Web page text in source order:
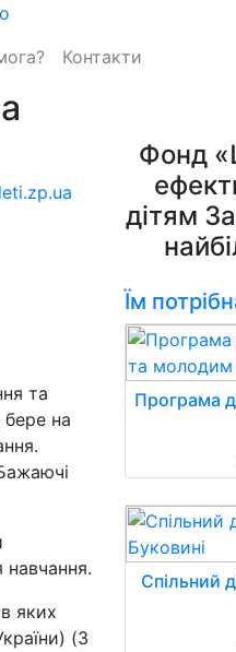
Контакти
та
бере на
яких
(З
Фонд
дітям
Їм
Програма
Спільний